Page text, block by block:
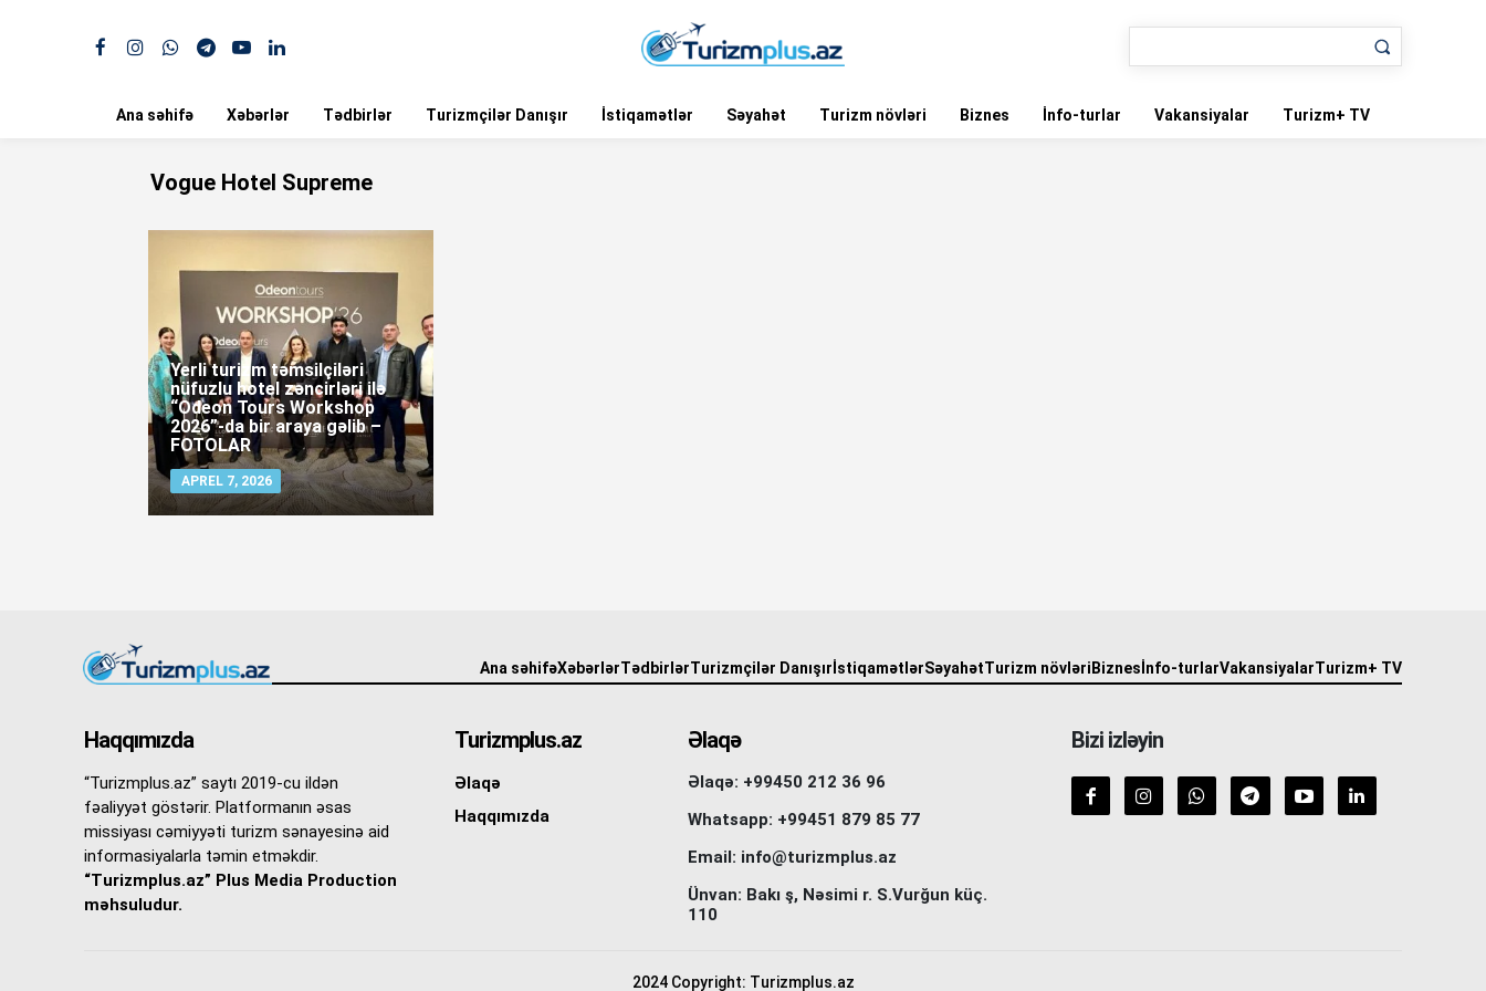
Ana səhifə Xəbərlər Tədbirlər Turizmçilər Danışır İstiqamətlər Səyahət Turizm növləri Biznes İnfo-turlar Vakansiyalar Turizm+ TV
Vogue Hotel Supreme
Yerli turizm təmsilçiləri
nüfuzlu hotel zəncirləri ilə
“Odeon Tours Workshop
2026”-da bir araya gəlib –
FOTOLAR
APREL 7, 2026
Ana səhifəXəbərlərTədbirlərTurizmçilər Danışır İstiqamətlərSəyahətTurizm növləri Biznes İnfo-turlarVakansiyalarTurizm+ TV
Haqqımızda
“Turizmplus.az” saytı 2019-cu ildən
fəaliyyət göstərir. Platformanın əsas
missiyası cəmiyyəti turizm sənayesinə aid
informasiyalarla təmin etməkdir.
“Turizmplus.az” Plus Media Production
məhsuludur.
Turizmplus.az
Əlaqə
Haqqımızda
Əlaqə
Əlaqə: +99450 212 36 96
Whatsapp: +99451 879 85 77
Email: info@turizmplus.az
Ünvan: Bakı ş, Nəsimi r. S.Vurğun küç.
110
Bizi izləyin
2024 Copyright: Turizmplus.az